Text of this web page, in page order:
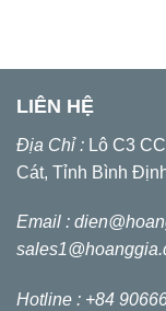
LIÊN HỆ
Địa Chỉ : Lô C3
Cát, Tỉnh Bình
Email :
Hotline : +84